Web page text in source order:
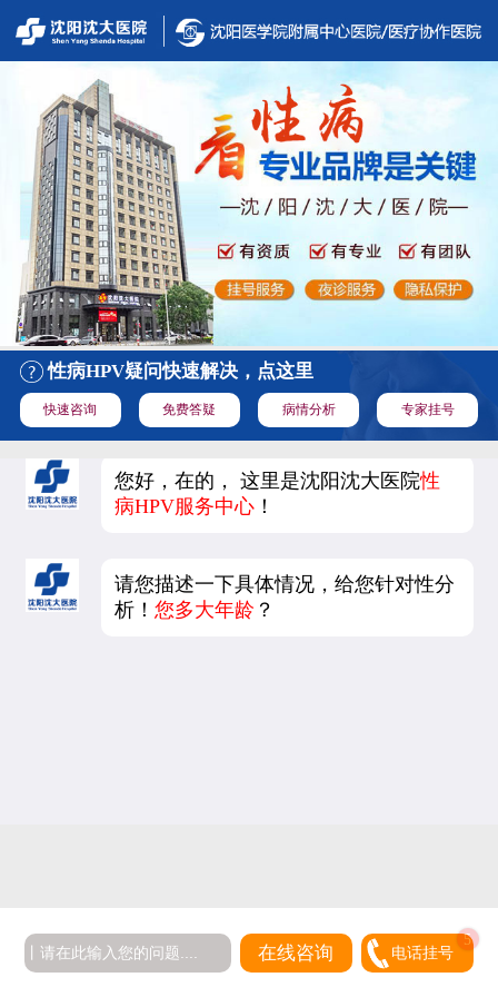
性病HPV疑问快速解决，点这里
快速咨询 免费答疑 病情分析 专家挂号
您好，在的， 这里是沈阳沈大医院性
病HPV服务中心 ！
请您描述一下具体情况，给您针对性分
析！您多大年龄 ？
在线咨询 电话挂号
5